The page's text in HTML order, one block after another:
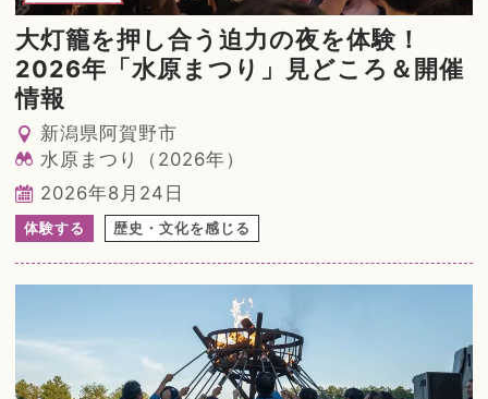
大灯籠を押し合う迫力の夜を体験！
2026年「水原まつり」見どころ＆開催
情報
新潟県阿賀野市
水原まつり（2026年）
2026年8月24日
体験する 歴史・文化を感じる